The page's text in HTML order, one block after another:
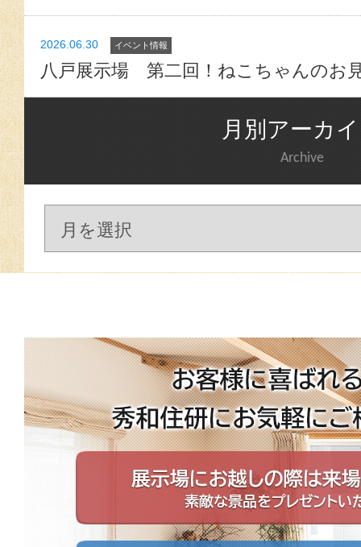
2026.06.30 イベント情報
八戸展示場 第二回！ねこちゃんのお
月別アーカ
Archive